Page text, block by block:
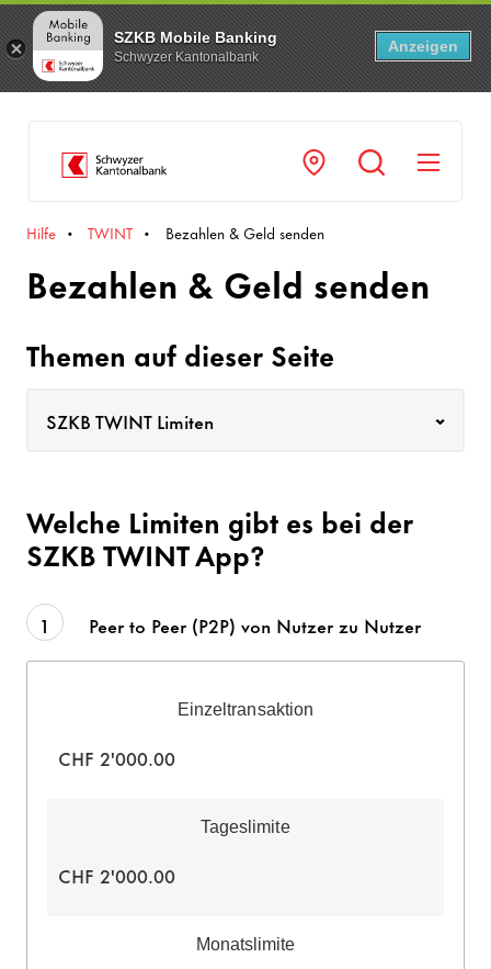
SZKB Mobile Banking
Schwyzer Kantonalbank
Anzeigen
Hilfe TWINT Bezahlen & Geld senden
Bezahlen & Geld senden
Themen auf dieser Seite
SZKB TWINT Limiten
Welche Limiten gibt es bei der
SZKB TWINT App?
1 Peer to Peer (P2P) von Nutzer zu Nutzer
Einzeltransaktion
CHF 2'000.00
Tageslimite
CHF 2'000.00
Monatslimite